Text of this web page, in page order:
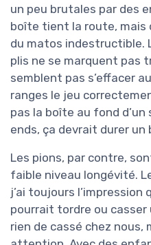
un peu brutales par des
boîte tient la route, mais
du matos indestructible.
plis ne se marquent pas
semblent pas s’effacer
ranges le jeu
pas la boîte au fond
ends, ça devrait durer un
Les pions, par contre,
faible niveau longévité.
j’ai toujours l’impression
pourrait tordre ou casser
rien de cassé chez nous,